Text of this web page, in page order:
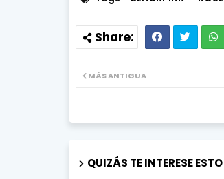
MÁS ANTIGUA
QUIZÁS TE INTERESE ESTO